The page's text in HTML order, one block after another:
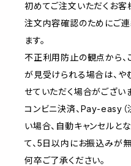
初めてご注文いただくお客
注文内容確認のためにご
ます。
不正利用防止の観点から
が見受けられる場合は、や
せていただく場合がございま
コンビニ決済、Pay-easy
い場合、自動キャンセルと
て、5日以内にお振込みが無
何卒ご了承ください。